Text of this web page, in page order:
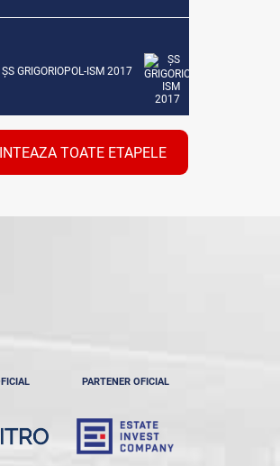
ȘS GRIGORIOPOL-ISM 2017
TOATE ETAPELE
PARTENER OFICIAL